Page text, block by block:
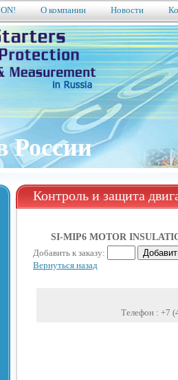
России
О компании Новости
Контроль и защита
SI-MIP6 MOTOR
Добавить к заказу:
Вернуться назад
Телефон : +7